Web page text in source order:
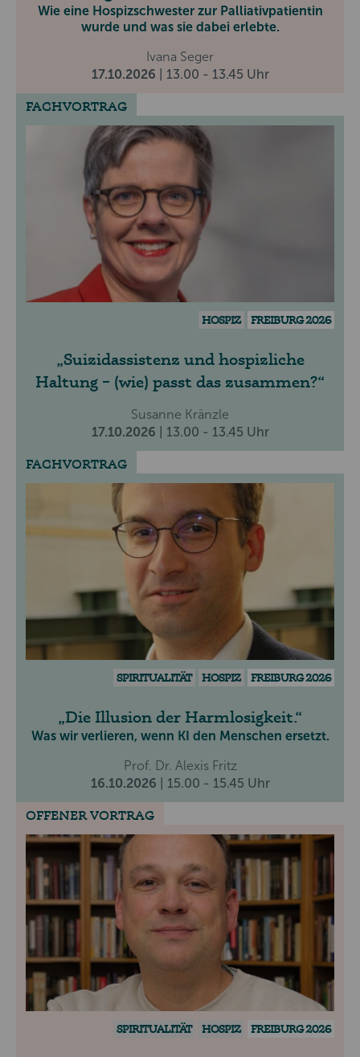
Wie eine Hospizschwester zur Palliativpatientin
wurde und was sie dabei erlebte.
Ivana Seger
17.10.2026
| 13.00 - 13.45 Uhr
FACHVORTRAG
HOSPIZ FREIBURG 2026
Suizidassistenz und hospizliche
Haltung – (wie) passt das zusammen?
Susanne Kränzle
17.10.2026
| 13.00 - 13.45 Uhr
FACHVORTRAG
SPIRITUALITÄT HOSPIZ FREIBURG 2026
Die Illusion der Harmlosigkeit.
Was wir verlieren, wenn KI den Menschen ersetzt.
Prof. Dr. Alexis Fritz
16.10.2026
| 15.00 - 15.45 Uhr
OFFENER VORTRAG
SPIRITUALITÄT HOSPIZ FREIBURG 2026